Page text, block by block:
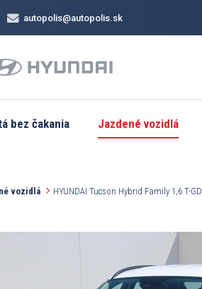
autopolis@autopolis.sk
bez čakania Jazdené vozidlá
vozidlá HYUNDAI Tucson Hybrid Family 1,6 T-